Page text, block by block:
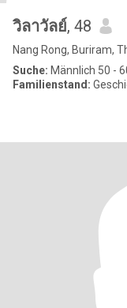
วิลาวัลย์, 48
Nang Rong, Buriram,
Suche: Männlich 50 -
Familienstand: